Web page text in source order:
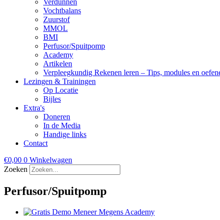
Vochtbalans
Zuurstof
MMOL
BMI
Perfusor/Spuitpomp
Academy
Artikelen
Verpleegkundig Rekenen leren – Tips, modules en
Lezingen & Trainingen
Op Locatie
Bijles
Extra's
Doneren
In de Media
Handige links
Contact
€0,00 0 Winkelwagen
Zoeken
Perfusor/Spuitpomp